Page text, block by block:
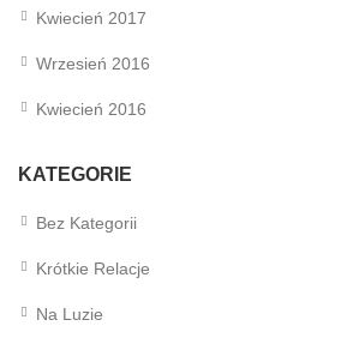
Kwiecień 2017
Wrzesień 2016
Kwiecień 2016
KATEGORIE
Bez Kategorii
Krótkie Relacje
Na Luzie